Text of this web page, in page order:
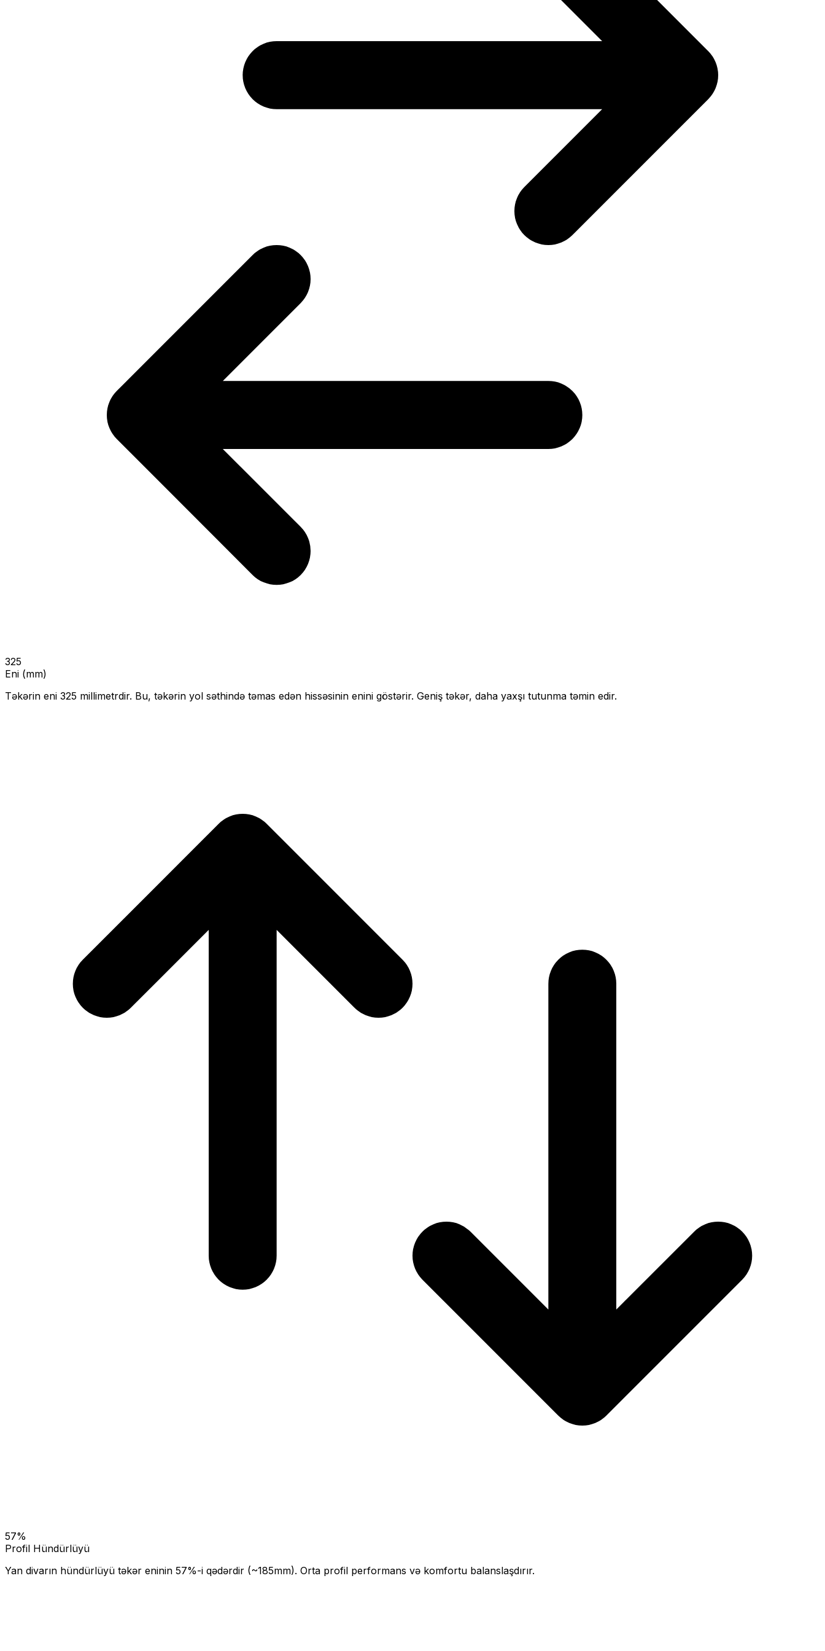
325
Eni (mm)
Təkərin eni 325 millimetrdir. Bu, təkərin yol səthində təmas edən hissəsinin enini göstərir. Geniş təkər, daha yaxşı tutunma təmin edir.
57%
Profil Hündürlüyü
Yan divarın hündürlüyü təkər eninin 57%-i qədərdir (~185mm). Orta profil performans və komfortu balanslaşdırır.